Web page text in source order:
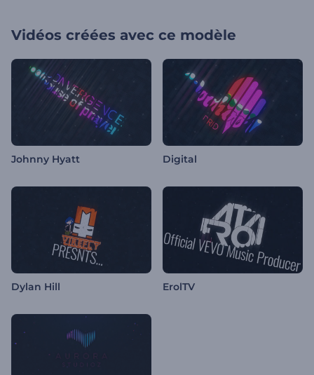
Vidéos créées avec ce modèle
Johnny Hyatt Digital
Dylan Hill ErolTV